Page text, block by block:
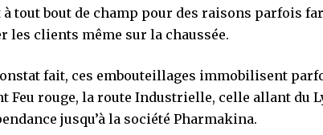
à tout bout de champ pour des raisons parfois
les clients même sur la chaussée.
fait, ces embouteillages immobilisent
Feu rouge, la route Industrielle, celle allant du
jusqu’à la société Pharmakina.